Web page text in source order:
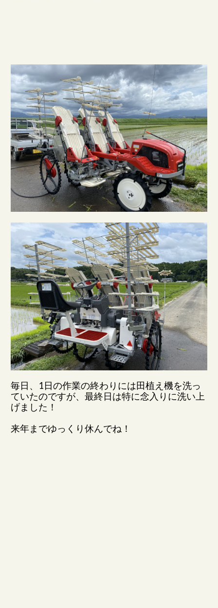
毎日、1日の作業の終わりには田植え機を洗っ
ていたのですが、最終日は特に念入りに洗い上
げました！
来年までゆっくり休んでね！